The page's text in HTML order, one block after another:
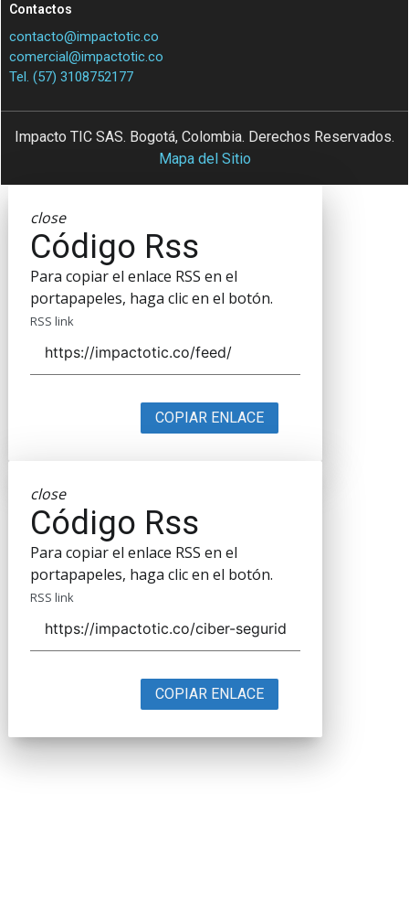
Contactos
contacto@impactotic.co
comercial@impactotic.co
Tel. (57) 3108752177
Impacto TIC SAS. Bogotá, Colombia. Derechos Reservados.
Mapa del Sitio
close
Código Rss
Para copiar el enlace RSS en el
portapapeles, haga clic en el botón.
RSS link
COPIAR ENLACE
close
Código Rss
Para copiar el enlace RSS en el
portapapeles, haga clic en el botón.
RSS link
COPIAR ENLACE